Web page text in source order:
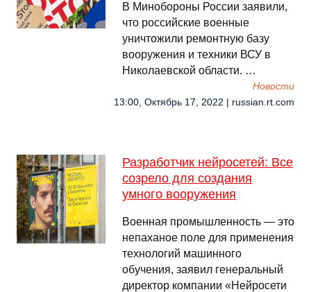
В Минобороны России заявили,
что российские военные
уничтожили ремонтную базу
вооружения и техники ВСУ в
Николаевской области. …
Новости
13:00, Октябрь 17, 2022 | russian.rt.com
Разработчик нейросетей: Все
созрело для создания
умного вооружения
Военная промышленность — это
непаханое поле для применения
технологий машинного
обучения, заявил генеральный
директор компании «Нейросети